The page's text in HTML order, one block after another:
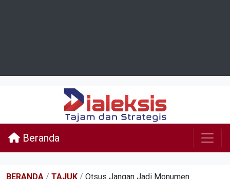
Beranda
BERANDA / TAJUK / Otsus Jangan Jadi Monumen